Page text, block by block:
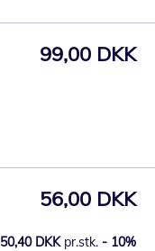
99,00 DKK
56,00 DKK
50,40 DKK pr.stk. - 10%